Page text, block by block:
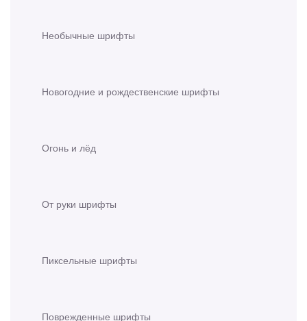
Необычные шрифты
Новогодние и рождественские шрифты
Огонь и лёд
От руки шрифты
Пиксельные шрифты
Поврежденные шрифты